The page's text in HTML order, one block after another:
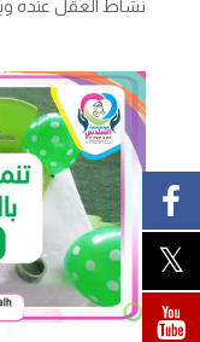
نشاط العقل عنده